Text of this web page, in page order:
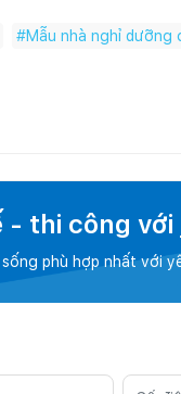
#Mẫu nhà nghỉ dưỡng
- thi công với
phù hợp nhất với